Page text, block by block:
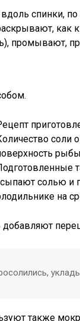
спинки,
промывают,
соли
солью
на
также